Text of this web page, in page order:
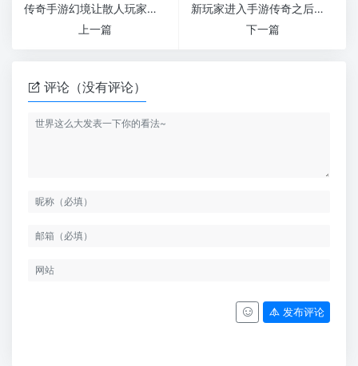
传奇手游幻境让散人玩家轻松打宝的副本
上一篇
新玩家进入手游传奇之后应该怎么玩
下一篇
评论（没有评论）
发布评论